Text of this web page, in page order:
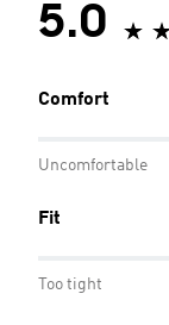
5.0
Comfort
Uncomfortable
Fit
Too tight